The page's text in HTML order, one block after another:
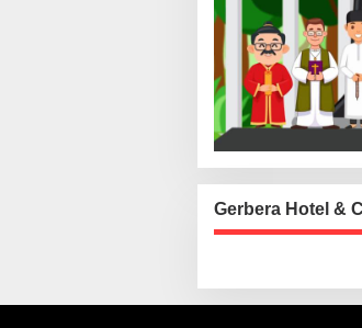
Gerbera Hotel &